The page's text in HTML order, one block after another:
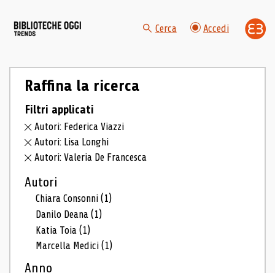
Cerca Accedi
Raffina la ricerca
Filtri applicati
Autori: Federica Viazzi
Autori: Lisa Longhi
Autori: Valeria De Francesca
Autori
Chiara Consonni(1)
Danilo Deana(1)
Katia Toia(1)
Marcella Medici(1)
Anno